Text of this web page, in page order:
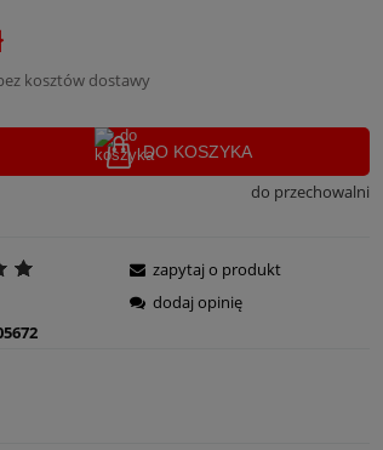
kosztów dostawy
DO KOSZYKA
do przechowalni
zapytaj o produkt
dodaj opinię